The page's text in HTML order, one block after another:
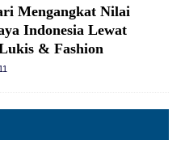
Mengangkat Nilai
Indonesia Lewat
& Fashion